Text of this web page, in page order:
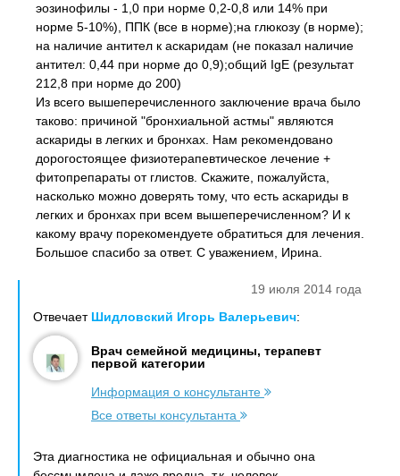
эозинофилы - 1,0 при норме 0,2-0,8 или 14% при
норме 5-10%), ППК (все в норме);на глюкозу (в норме);
на наличие антител к аскаридам (не показал наличие
антител: 0,44 при норме до 0,9);общий IgE (результат
212,8 при норме до 200)
Из всего вышеперечисленного заключение врача было
таково: причиной "бронхиальной астмы" являются
аскариды в легких и бронхах. Нам рекомендовано
дорогостоящее физиотерапевтическое лечение +
фитопрепараты от глистов. Скажите, пожалуйста,
насколько можно доверять тому, что есть аскариды в
легких и бронхах при всем вышеперечисленном? И к
какому врачу порекомендуете обратиться для лечения.
Большое спасибо за ответ. С уважением, Ирина.
19 июля 2014 года
Отвечает Шидловский Игорь Валерьевич:
Врач семейной медицины, терапевт
первой категории
Информация о консультанте
Все ответы консультанта
Эта диагностика не официальная и обычно она